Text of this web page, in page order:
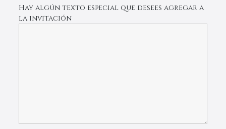
Hay algún texto especial que desees agregar a
la invitación